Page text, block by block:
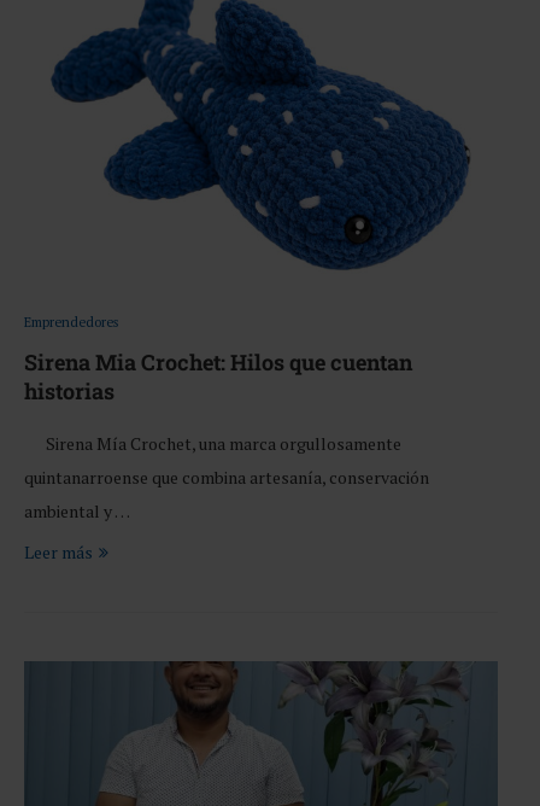
Emprendedores
Sirena Mia Crochet: Hilos que cuentan
historias
Sirena Mía Crochet, una marca orgullosamente
quintanarroense que combina artesanía, conservación
ambiental y …
Leer más